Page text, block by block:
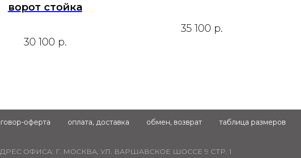
ворот стойка
30 100 р.
35 100 р.
оферта оплата, доставка обмен, возврат таблица размеров
ОФИСА: Г. МОСКВА, УЛ. ВАРШАВСКОЕ ШОССЕ 9 СТР. 1